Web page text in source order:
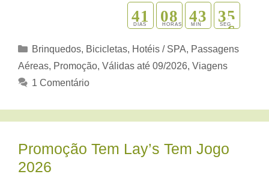
DIAS
41 HORAS
08 MIN
43 SEG
34
5
Categorias
Brinquedos, Bicicletas, Hotéis / SPA, Passagens
Aéreas, Promoção, Válidas até 09/2026, Viagens
1 Comentário
Promoção Tem Lay’s Tem Jogo
2026